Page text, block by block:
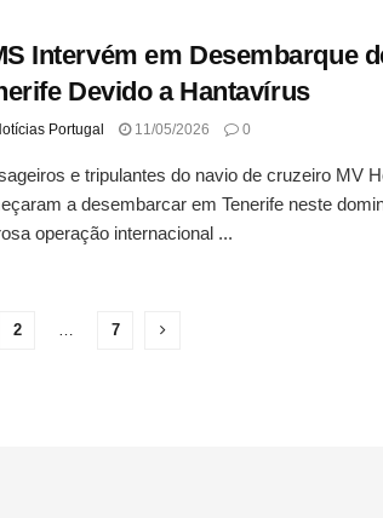
Intervém em Desembarque
Devido a Hantavírus
Portugal 11/05/2026 0
e tripulantes do navio de cruzeiro MV
a desembarcar em Tenerife neste
operação internacional ...
2 … 7